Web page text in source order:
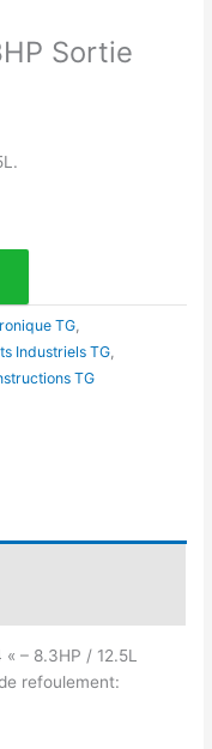
Sortie
TG,
Industriels TG,
TG
– 8.3HP / 12.5L
refoulement: